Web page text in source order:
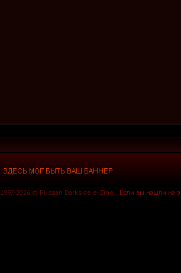
1997-2026 © Russian Darkside e-Zine. Если вы нашли на